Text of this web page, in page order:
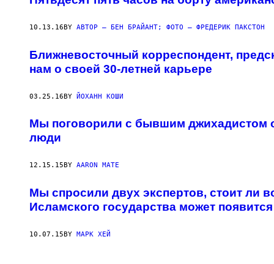
10.13.16 BY АВТОР – БЕН БРАЙАНТ; ФОТО – ФРЕДЕРИК ПАКСТОН
Ближневосточный корреспондент,
нам о своей 30-летней карьере
03.25.16BY ЙОХАНН КОШИ
Мы поговорили с бывшим джихадистом
люди
12.15.15 BY AARON MATE
Мы спросили двух экспертов, стоит ли
Исламского государства может
10.07.15BY МАРК ХЕЙ